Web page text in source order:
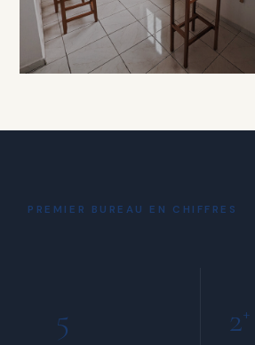
Coin Café
INCLUS POUR TOUS LES MEMBRES
PREMIER BUREAU EN CHIFFRES
5 2+